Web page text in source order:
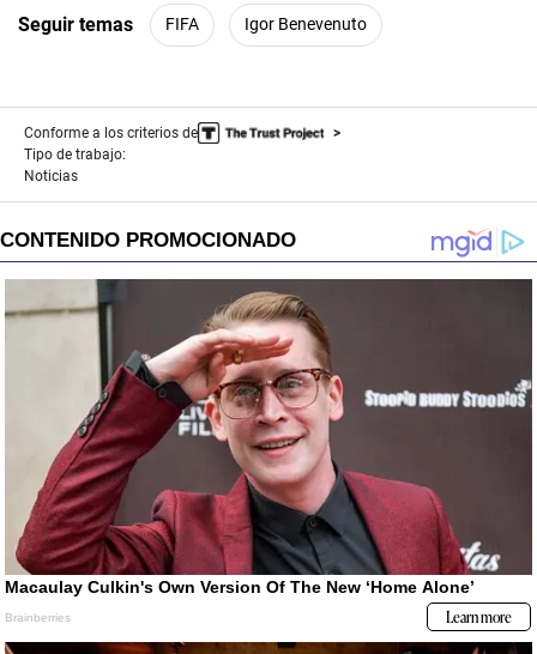
Seguir temas FIFA Igor Benevenuto
Conforme a los criterios de
Tipo de trabajo:
Noticias